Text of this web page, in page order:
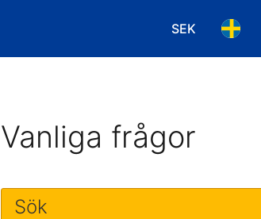
SEK
Välj valuta.
Välj
Vanliga frågor
Sök